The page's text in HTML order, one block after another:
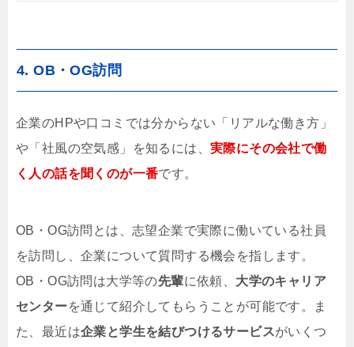
4. OB・OG訪問
企業のHPや口コミでは分からない「リアルな働き方」
や「社風の空気感」を知るには、 実際にその会社で働
く人の話を聞くのが一番です。
OB・OG訪問とは、志望企業で実際に働いている社員
を訪問し、企業について質問する機会を指します。
OB・OG訪問は大学等の先輩に依頼、 大学のキャリア
センターを通じて紹介してもらうことが可能です。ま
た、最近は企業と学生を結びつけるサービスがいくつ